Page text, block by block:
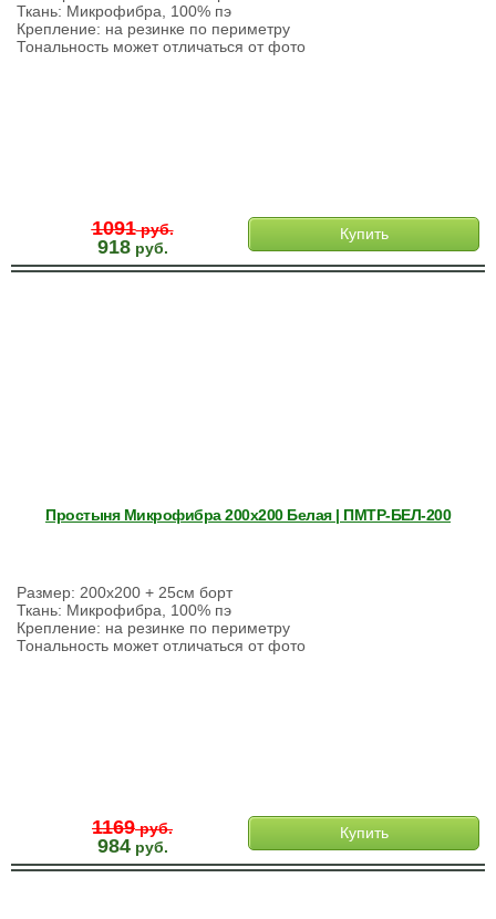
Ткань: Микрофибра, 100% пэ
Крепление: на резинке по периметру
Тональность может отличаться от фото
1091руб.
918руб.
Купить
Простыня Микрофибра 200х200 Белая | ПМТР-БЕЛ-200
Размер: 200х200 + 25см борт
Ткань: Микрофибра, 100% пэ
Крепление: на резинке по периметру
Тональность может отличаться от фото
1169руб.
984руб.
Купить